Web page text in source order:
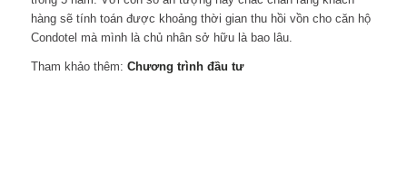
hàng sẽ tính toán được khoảng thời gian thu hồi vồn cho căn hộ
Condotel mà mình là chủ nhân sở hữu là bao lâu.
Tham khảo thêm: Chương trình đầu tư